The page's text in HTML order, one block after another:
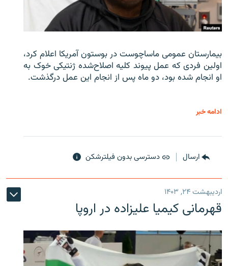
بیمارستان عمومی ماساچوست در بوستون آمریکا اعلام کرد،
اولین فردی که عمل پیوند کلیه اصلاح‌شده ژنتیکی خوک به
او انجام شده بود، دو ماه پس از انجام این عمل درگذشت.
ادامه خبر
ارسال دسترسی بدون فیلترشکن
اردیبهشت ۲۴, ۱۴۰۳
قهرمانی کیمیا علیزاده در اروپا